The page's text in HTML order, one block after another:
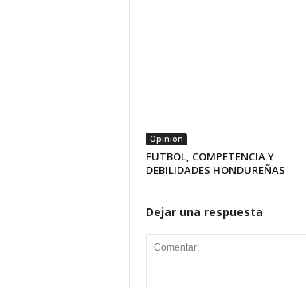
Opinion
FUTBOL, COMPETENCIA Y
DEBILIDADES HONDUREÑAS
Dejar una respuesta